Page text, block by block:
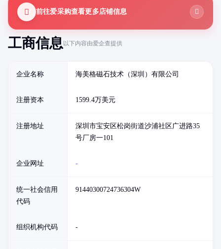
工商信息以下内容由爱企查提供
企业名称 海美格磁石技术（深圳）有限公司
注册资本 1599.4万美元
注册地址
深圳市宝安区松岗街道沙浦社区广进路35
号厂房一101
企业网址 -
统一社会信用
代码
91440300724736304W
组织机构代码 -
前往爱采购查看更多店铺信息